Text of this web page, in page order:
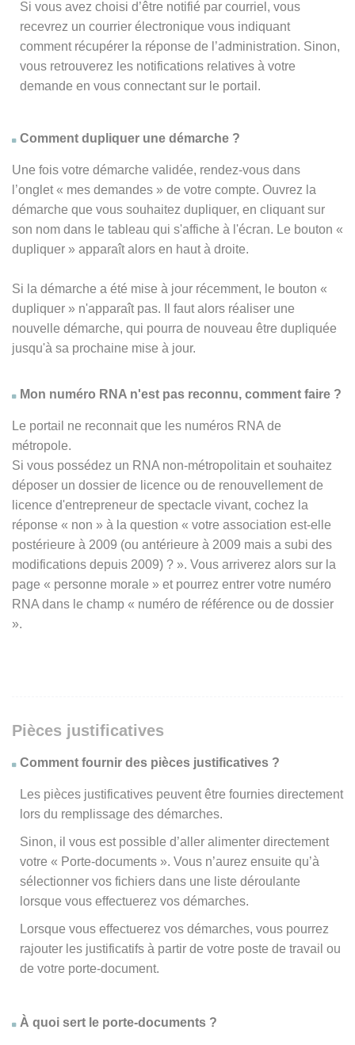
Si vous avez choisi d’être notifié par courriel, vous
recevrez un courrier électronique vous indiquant
comment récupérer la réponse de l’administration. Sinon,
vous retrouverez les notifications relatives à votre
demande en vous connectant sur le portail.
Comment dupliquer une démarche ?
Une fois votre démarche validée, rendez-vous dans
l’onglet « mes demandes » de votre compte. Ouvrez la
démarche que vous souhaitez dupliquer, en cliquant sur
son nom dans le tableau qui s'affiche à l'écran. Le bouton «
dupliquer » apparaît alors en haut à droite.
Si la démarche a été mise à jour récemment, le bouton «
dupliquer » n'apparaît pas. Il faut alors réaliser une
nouvelle démarche, qui pourra de nouveau être dupliquée
jusqu'à sa prochaine mise à jour.
Mon numéro RNA n'est pas reconnu, comment faire ?
Le portail ne reconnait que les numéros RNA de
métropole.
Si vous possédez un RNA non-métropolitain et souhaitez
déposer un dossier de licence ou de renouvellement de
licence d'entrepreneur de spectacle vivant, cochez la
réponse « non » à la question « votre association est-elle
postérieure à 2009 (ou antérieure à 2009 mais a subi des
modifications depuis 2009) ? ». Vous arriverez alors sur la
page « personne morale » et pourrez entrer votre numéro
RNA dans le champ « numéro de référence ou de dossier
».
Pièces justificatives
Comment fournir des pièces justificatives ?
Les pièces justificatives peuvent être fournies directement
lors du remplissage des démarches.
Sinon, il vous est possible d’aller alimenter directement
votre « Porte-documents ». Vous n’aurez ensuite qu’à
sélectionner vos fichiers dans une liste déroulante
lorsque vous effectuerez vos démarches.
Lorsque vous effectuerez vos démarches, vous pourrez
rajouter les justificatifs à partir de votre poste de travail ou
de votre porte-document.
À quoi sert le porte-documents ?